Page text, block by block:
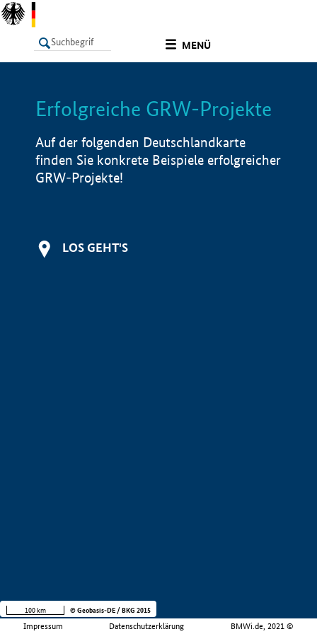
MENÜ
LISTE Info
Erfolgreiche GRW-Projekte
Auf der folgenden Deutschlandkarte
finden Sie konkrete Beispiele erfolgreicher
GRW-Projekte!
LOS GEHT'S
Impressum Datenschutzerklärung BMWi.de, 2021 ©
100 km © Geobasis-DE / BKG 2015